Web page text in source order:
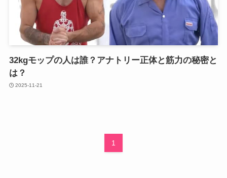
32kgモップの人は誰？アナトリー正体と筋力の秘密と
は？
2025-11-21
1